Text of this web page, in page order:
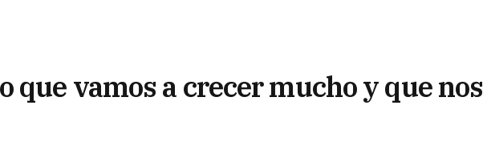
que vamos a crecer mucho y que nos